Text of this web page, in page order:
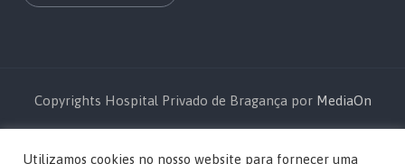
Copyrights Hospital Privado de Bragança por MediaOn
Utilizamos cookies no nosso website para fornecer uma